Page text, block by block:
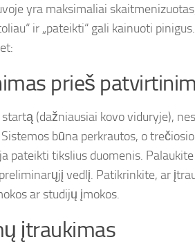
yra maksimaliai
ir „pateikti“ gali kainuoti
prieš
(dažniausiai kovo viduryje),
būna perkrautos, o
pateikti tikslius duomenis.
vedlį. Patikrinkite, ar
ar studijų įmokos.
įtraukimas